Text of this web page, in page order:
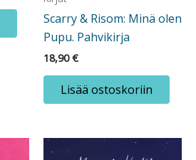
Scarry & Risom: Minä olen
Pupu. Pahvikirja
18,90€
Lisää ostoskoriin